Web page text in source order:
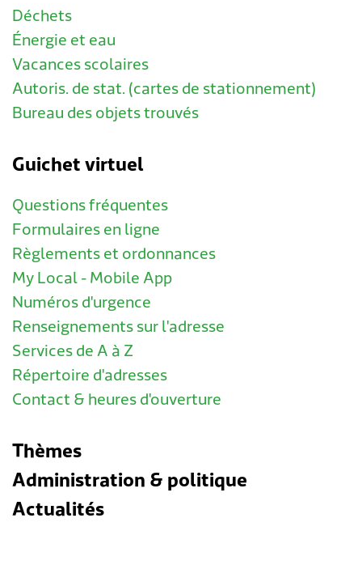
Déchets
Énergie et eau
Vacances scolaires
Autoris. de stat. (cartes de stationnement)
Bureau des objets trouvés
Guichet virtuel
Questions fréquentes
Formulaires en ligne
Règlements et ordonnances
My Local - Mobile App
Numéros d'urgence
Renseignements sur l'adresse
Services de A à Z
Répertoire d'adresses
Contact & heures d'ouverture
Thèmes
Administration & politique
Actualités